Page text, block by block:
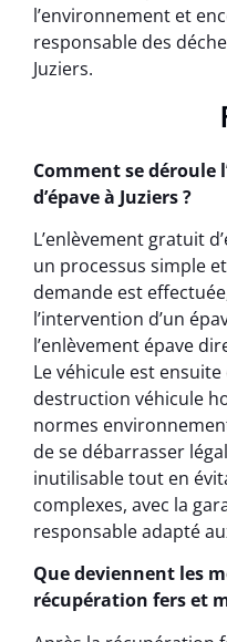
l’environnement et
responsable des
Juziers.
Comment se déroule
d’épave à Juziers ?
L’enlèvement gratuit
un processus simple
demande est
l’intervention d’un
l’enlèvement épave
Le véhicule est
destruction véhicule
normes
de se débarrasser
inutilisable tout en
complexes, avec la
responsable adapté
Que deviennent les
récupération fers et